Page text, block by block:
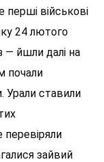
перші військові
24 лютого
— йшли далі на
почали
Урали ставили
перевіряли
зайвий